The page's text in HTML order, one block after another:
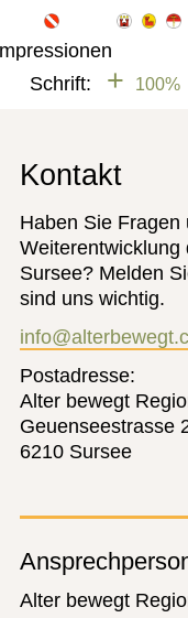
Schrift: + 100%
Kontakt
Haben Sie
Weiterentwicklung
Sursee? Melden
sind uns wichtig.
Postadresse:
Alter bewegt
Geuenseestrasse
6210 Sursee
Alter bewegt